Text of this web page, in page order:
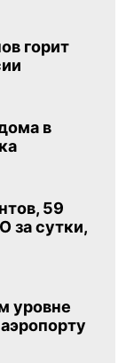
горит
в
59
за сутки,
уровне